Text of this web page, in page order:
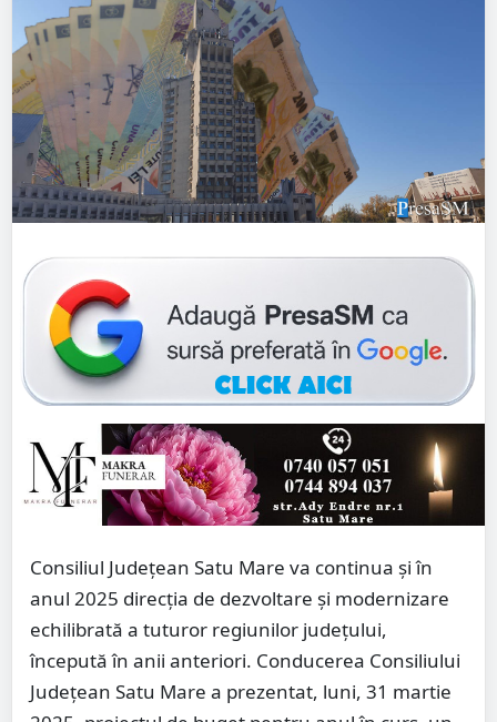
Consiliul Județean Satu Mare va continua și în
anul 2025 direcția de dezvoltare și modernizare
echilibrată a tuturor regiunilor județului,
începută în anii anteriori. Conducerea Consiliului
Județean Satu Mare a prezentat, luni, 31 martie